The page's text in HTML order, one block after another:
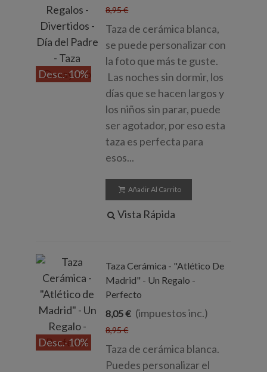
Desc.-10%
8,95 €
Taza de cerámica blanca,
se puede personalizar con
la foto que más te guste.
Las noches sin dormir, los
días que se hacen largos y
los niños sin parar, puede
ser agotador, por eso esta
taza es perfecta para
esos...
Añadir Al Carrito
Vista Rápida
Desc.-10%
Taza Cerámica - "Atlético De
Madrid" - Un Regalo -
Perfecto
8,05 € (impuestos inc.)
8,95 €
Taza de cerámica blanca.
Puedes personalizar el